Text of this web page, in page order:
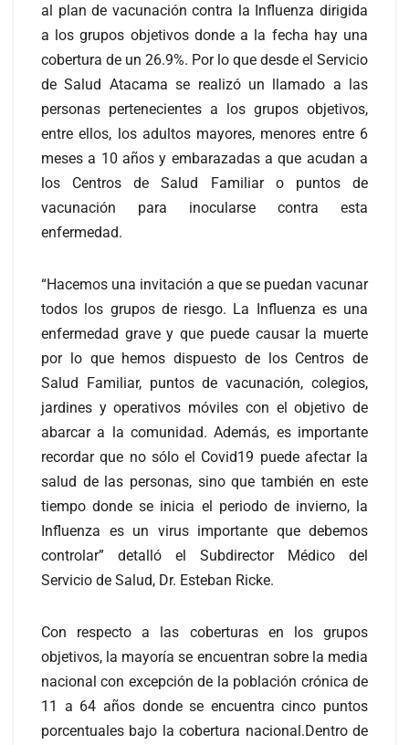
al plan de vacunación contra la Influenza dirigida
a los grupos objetivos donde a la fecha hay una
cobertura de un 26.9%. Por lo que desde el Servicio
de Salud Atacama se realizó un llamado a las
personas pertenecientes a los grupos objetivos,
entre ellos, los adultos mayores, menores entre 6
meses a 10 años y embarazadas a que acudan a
los Centros de Salud Familiar o puntos de
vacunación para inocularse contra esta
enfermedad.
“Hacemos una invitación a que se puedan vacunar
todos los grupos de riesgo. La Influenza es una
enfermedad grave y que puede causar la muerte
por lo que hemos dispuesto de los Centros de
Salud Familiar, puntos de vacunación, colegios,
jardines y operativos móviles con el objetivo de
abarcar a la comunidad. Además, es importante
recordar que no sólo el Covid19 puede afectar la
salud de las personas, sino que también en este
tiempo donde se inicia el periodo de invierno, la
Influenza es un virus importante que debemos
controlar” detalló el Subdirector Médico del
Servicio de Salud, Dr. Esteban Ricke.
Con respecto a las coberturas en los grupos
objetivos, la mayoría se encuentran sobre la media
nacional con excepción de la población crónica de
11 a 64 años donde se encuentra cinco puntos
porcentuales bajo la cobertura nacional.Dentro de